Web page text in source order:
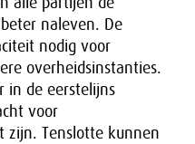
naleven. De
nodig voor
overheidsinstanties.
in de eerstelijns
voor
zijn. Tenslotte kunnen